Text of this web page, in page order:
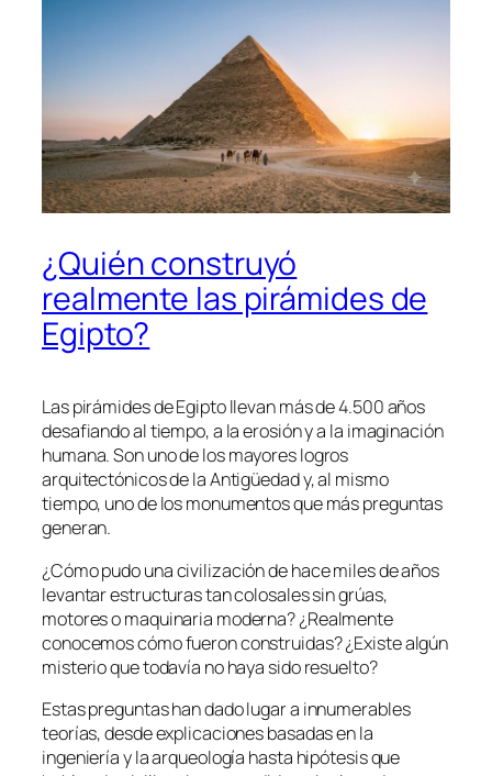
¿Quién construyó
realmente las pirámides de
Egipto?
Las pirámides de Egipto llevan más de 4.500 años
desafiando al tiempo, a la erosión y a la imaginación
humana. Son uno de los mayores logros
arquitectónicos de la Antigüedad y, al mismo
tiempo, uno de los monumentos que más preguntas
generan.
¿Cómo pudo una civilización de hace miles de años
levantar estructuras tan colosales sin grúas,
motores o maquinaria moderna? ¿Realmente
conocemos cómo fueron construidas? ¿Existe algún
misterio que todavía no haya sido resuelto?
Estas preguntas han dado lugar a innumerables
teorías, desde explicaciones basadas en la
ingeniería y la arqueología hasta hipótesis que